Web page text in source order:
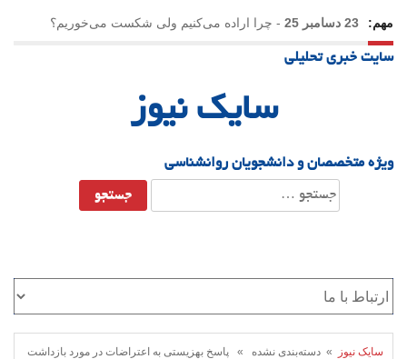
مهم: 23 دسامبر 25 - چرا اراده می‌کنیم ولی شکست می‌خوریم؟
21 دسامبر 25
سایت خبری تحلیلی
سایک نیوز
ویژه متخصصان و دانشجویان روانشناسی
جستجو
برای:
سایک نیوز
» دسته‌بندی نشده » پاسخ بهزیستی به اعتراضات در مورد بازداشت